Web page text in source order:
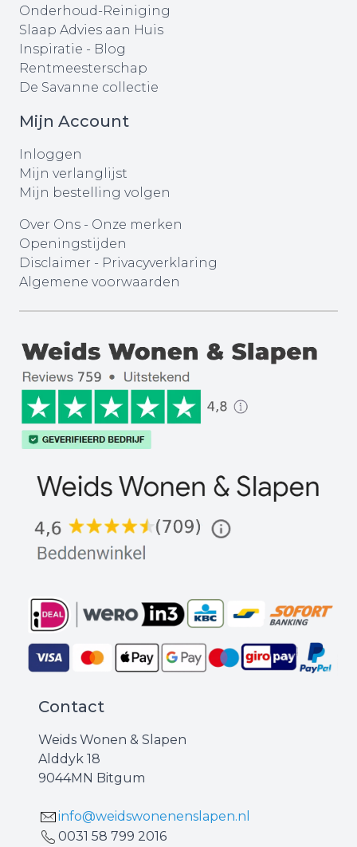
Onderhoud-Reiniging
Slaap Advies aan Huis
Inspiratie - Blog
Rentmeesterschap
De Savanne collectie
Mijn Account
Inloggen
Mijn verlanglijst
Mijn bestelling volgen
Over Ons - Onze merken
Openingstijden
Disclaimer - Privacyverklaring
Algemene voorwaarden
Contact
Weids Wonen & Slapen
Alddyk 18
9044MN Bitgum
info@weidswonenenslapen.nl
0031 ‪58 799 2016‬